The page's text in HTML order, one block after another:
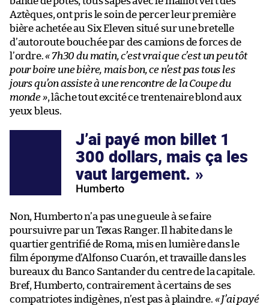
Aztèques, ont pris le soin de percer leur première
bière achetée au Six Eleven situé sur une bretelle
d’autoroute bouchée par des camions de forces de
l’ordre.« 7h30 du matin, c’est vrai que c’est un peu tôt
pour boire une bière, mais bon, ce n’est pas tous les
jours qu’on assiste à une rencontre de la Coupe du
monde », lâche tout excité ce trentenaire blond aux
yeux bleus.
J’ai payé mon billet 1
300 dollars, mais ça les
vaut largement.
Humberto
Non, Humberto n’a pas une gueule à se faire
poursuivre par un Texas Ranger. Il habite dans le
quartier gentrifié de Roma, mis en lumière dans le
film éponyme d’Alfonso Cuarón, et travaille dans les
bureaux du Banco Santander du centre de la capitale.
Bref, Humberto, contrairement à certains de ses
compatriotes indigènes, n’est pas à plaindre. « J’ai payé